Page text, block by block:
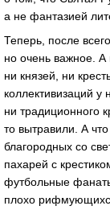
а не фантазией
Теперь, после
но очень важное. А
ни князей, ни
коллективизаций у
ни традиционного
то вытравили. А
благородных со
пахарей с
футбольные
плохо